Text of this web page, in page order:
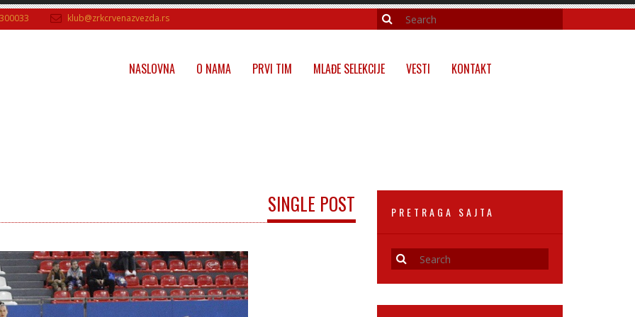
klub@zrkcrvenazvezda.rs
NASLOVNA O NAMA PRVI TIM MLAĐE SELEKCIJE VESTI KONTAKT
SINGLE POST PRETRAGA SAJTA